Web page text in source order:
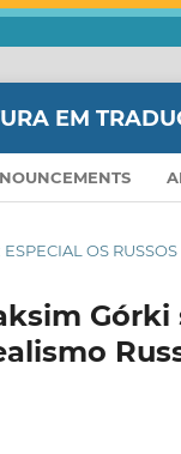
EM
ESPECIAL OS